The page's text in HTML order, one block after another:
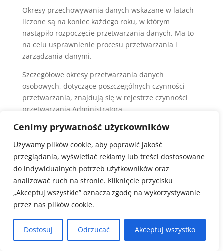
Cenimy prywatność użytkowników
Używamy plików cookie, aby poprawić jakość
przeglądania, wyświetlać reklamy lub treści dostosowane
do indywidualnych potrzeb użytkowników oraz
analizować ruch na stronie. Kliknięcie przycisku
„Akceptuj wszystkie” oznacza zgodę na wykorzystywanie
przez nas plików cookie.
Dostosuj Odrzucać Akceptuj wszystko
Okresy przechowywania danych wskazane w latach
liczone są na koniec każdego roku, w którym
nastąpiło rozpoczęcie przetwarzania danych. Ma to
na celu usprawnienie procesu przetwarzania i
zarządzania danymi.
Szczegółowe okresy przetwarzania danych
osobowych, dotyczące poszczególnych czynności
przetwarzania, znajdują się w rejestrze czynności
przetwarzania Administratora.
LINKI ODSYŁAJĄCE DO
INNYCH STRON
Na Stronie mogą pojawiać się linki odsyłające do
innych stron internetowych. Będą one otwierać się w
nowym oknie przeglądarki lub w tym samym oknie.
Administrator nie odpowiada za treści przekazywane
przez te strony. Użytkownik zobowiązany jest do